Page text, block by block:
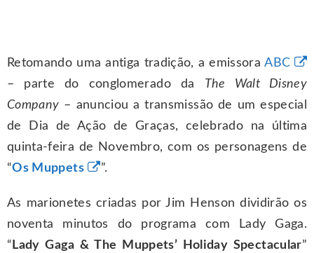
Retomando uma antiga tradição, a emissoraABC
– parte do conglomerado da The Walt Disney
Company – anunciou a transmissão de um especial
de Dia de Ação de Graças, celebrado na última
quinta-feira de Novembro, com os personagens de
“Os Muppets ”.
As marionetes criadas por Jim Henson dividirão os
noventa minutos do programa com Lady Gaga.
“ Lady Gaga & The Muppets’ Holiday Spectacular”